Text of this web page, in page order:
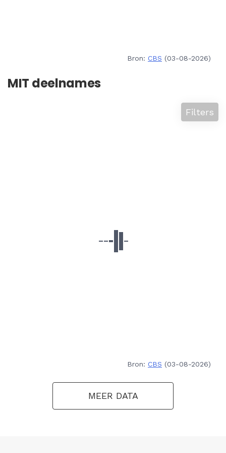
Bron: CBS (03-08-2026)
MIT deelnames
Filters
Bron: CBS (03-08-2026)
MEER DATA